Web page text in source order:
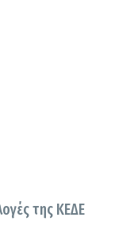
της ΚΕΔΕ